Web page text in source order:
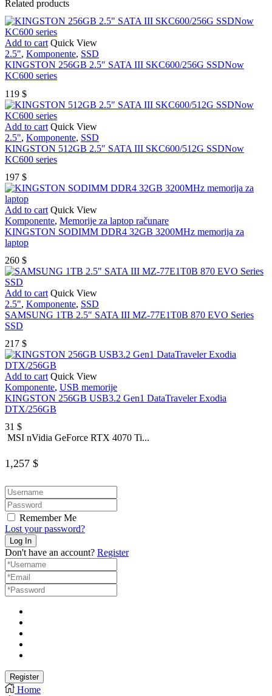
Related products
Add to cart Quick View
2.5", Komponente, SSD
KINGSTON 256GB 2.5″ SATA III SKC600/256G SSDNow
KC600 series
119 $
Add to cart Quick View
2.5", Komponente, SSD
KINGSTON 512GB 2.5″ SATA III SKC600/512G SSDNow
KC600 series
197 $
Add to cart Quick View
Komponente, Memorije za laptop računare
KINGSTON SODIMM DDR4 32GB 3200MHz memorija za
laptop
260 $
Add to cart Quick View
2.5", Komponente, SSD
SAMSUNG 1TB 2.5″ SATA III MZ-77E1T0B 870 EVO Series
SSD
217 $
Add to cart Quick View
Komponente, USB memorije
KINGSTON 256GB USB3.2 Gen1 DataTraveler Exodia
DTX/256GB
31 $
MSI nVidia GeForce RTX 4070 Ti...
1,257 $
Remember Me
Lost your password?
Don't have an account? Register
Home